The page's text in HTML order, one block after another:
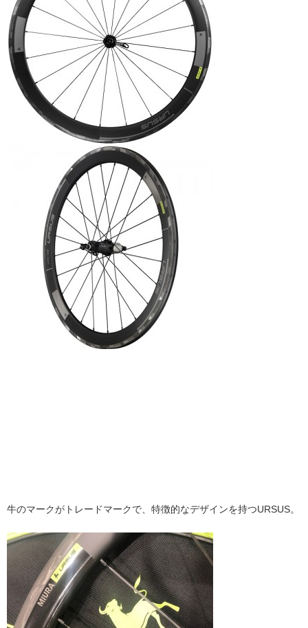
牛のマークがトレードマークで、特徴的なデザインを持つURSUS。